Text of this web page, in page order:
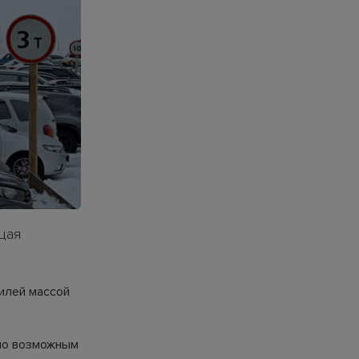
массой
возможным